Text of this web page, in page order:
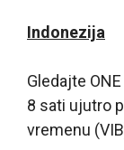
Indonezija
Gledajte
8 sati ujutro
vremenu